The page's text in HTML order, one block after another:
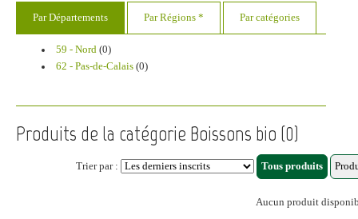
Par Départements Par Régions * Par catégories
59 - Nord(0)
62 - Pas-de-Calais(0)
Produits de la catégorie Boissons bio (0)
Trier par :
Aucun produit